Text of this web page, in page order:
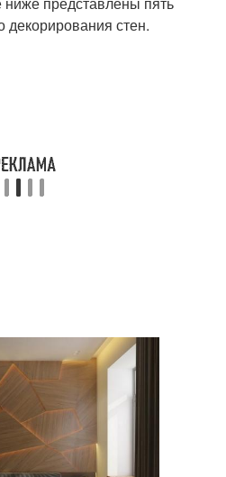
декорирования стен.